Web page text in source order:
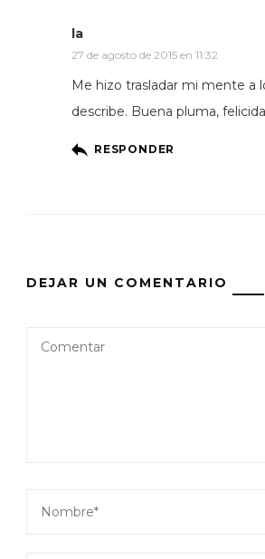
la
27 de agosto de 2015 en 11:32
Me hizo trasladar mi mente a
describe. Buena pluma,
RESPONDER
DEJAR UN COMENTARIO